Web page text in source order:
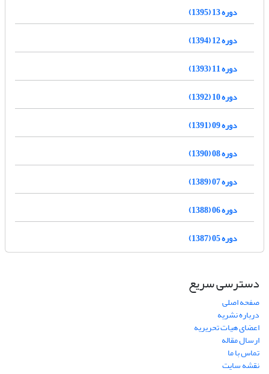
دوره 13 (1395)
دوره 12 (1394)
دوره 11 (1393)
دوره 10 (1392)
دوره 09 (1391)
دوره 08 (1390)
دوره 07 (1389)
دوره 06 (1388)
دوره 05 (1387)
دسترسی سریع
صفحه اصلی
درباره نشریه
اعضای هیات تحریریه
ارسال مقاله
تماس با ما
نقشه سایت